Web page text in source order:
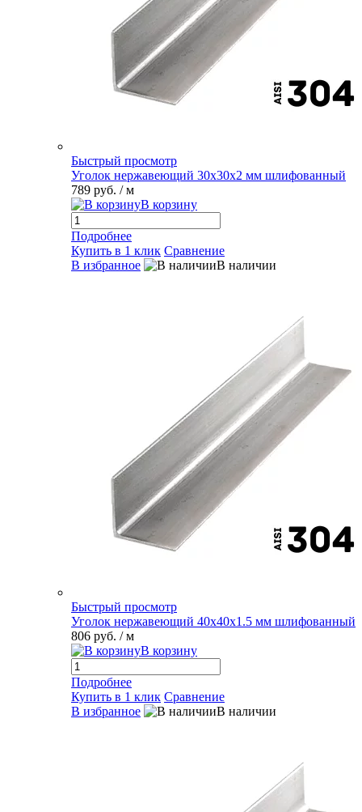
Быстрый просмотр
Уголок нержавеющий 30х30х2 мм шлифованный
789 руб. / м
В корзину
Подробнее
Купить в 1 клик Сравнение
В избранное
В наличии
Быстрый просмотр
Уголок нержавеющий 40х40х1.5 мм шлифованный
806 руб. / м
В корзину
Подробнее
Купить в 1 клик Сравнение
В избранное
В наличии